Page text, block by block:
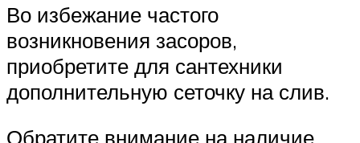
Во избежание частого
возникновения засоров,
приобретите для сантехники
дополнительную сеточку на слив.
Обратите внимание на наличие